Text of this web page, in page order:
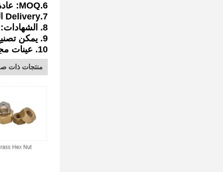
6.MOQ: عادة ما يكون 3000pcs لكل نموذج
7.Delivery الوقت: 4-5weeks ل 1 * 20 "FCL
8. الشهادات: ISO9001: 2000 / CE / ROHS / SGS
9. يمكن تصنيع المنتجات غير القياسية وفقًا للرسومات والعينات
10. عينات مجانية ورسومات فنية متاحة
منتجات ذات